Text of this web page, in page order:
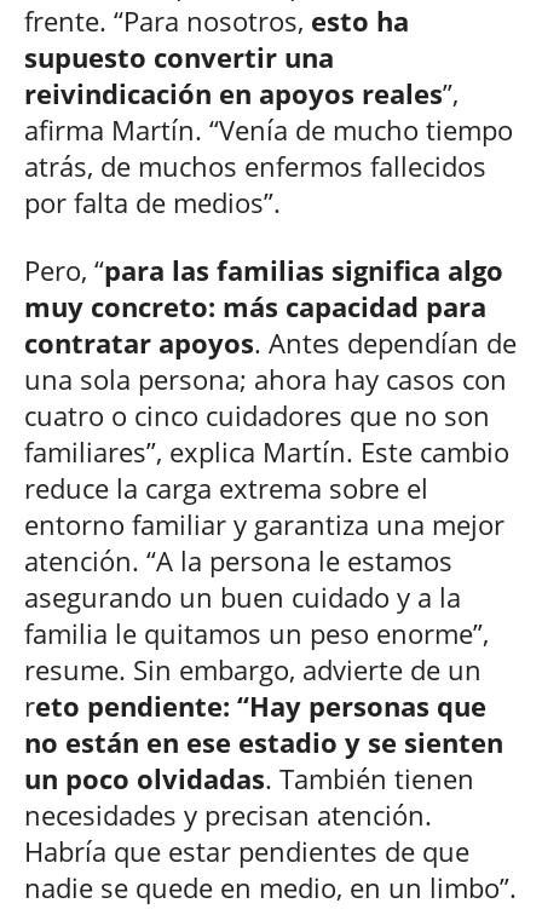
frente. “Para nosotros, esto ha
supuesto convertir una
reivindicación en apoyos reales”,
afirma Martín. “Venía de mucho tiempo
atrás, de muchos enfermos fallecidos
por falta de medios”.
Pero, “para las familias significa algo
muy concreto: más capacidad para
contratar apoyos. Antes dependían de
una sola persona; ahora hay casos con
cuatro o cinco cuidadores que no son
familiares”, explica Martín. Este cambio
reduce la carga extrema sobre el
entorno familiar y garantiza una mejor
atención. “A la persona le estamos
asegurando un buen cuidado y a la
familia le quitamos un peso enorme”,
resume. Sin embargo, advierte de un
reto pendiente: “Hay personas que
no están en ese estadio y se sienten
un poco olvidadas. También tienen
necesidades y precisan atención.
Habría que estar pendientes de que
nadie se quede en medio, en un limbo”.